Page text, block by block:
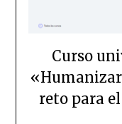
Curso
reto para